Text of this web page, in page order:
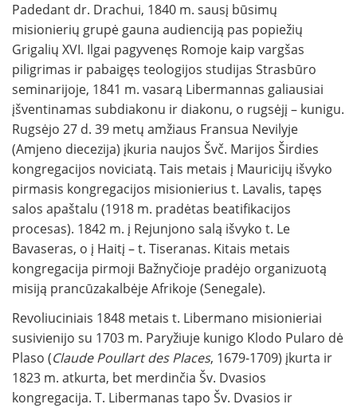
Padedant dr. Drachui, 1840 m. sausį būsimų
misionierių grupė gauna audienciją pas popiežių
Grigalių XVI. Ilgai pagyvenęs Romoje kaip vargšas
piligrimas ir pabaigęs teologijos studijas Strasbūro
seminarijoje, 1841 m. vasarą Libermannas galiausiai
įšventinamas subdiakonu ir diakonu, o rugsėjį – kunigu.
Rugsėjo 27 d. 39 metų amžiaus Fransua Nevilyje
(Amjeno diecezija) įkuria naujos Švč. Marijos Širdies
kongregacijos noviciatą. Tais metais į Mauricijų išvyko
pirmasis kongregacijos misionierius t. Lavalis, tapęs
salos apaštalu (1918 m. pradėtas beatifikacijos
procesas). 1842 m. į Rejunjono salą išvyko t. Le
Bavaseras, o į Haitį – t. Tiseranas. Kitais metais
kongregacija pirmoji Bažnyčioje pradėjo organizuotą
misiją prancūzakalbėje Afrikoje (Senegale).
Revoliuciniais 1848 metais t. Libermano misionieriai
susivienijo su 1703 m. Paryžiuje kunigo Klodo Pularo dė
Plaso (Claude Poullart des Places, 1679-1709) įkurta ir
1823 m. atkurta, bet merdinčia Šv. Dvasios
kongregacija. T. Libermanas tapo Šv. Dvasios ir